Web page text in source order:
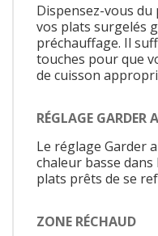
Dispensez-vous
vos plats surgelés
préchauffage. Il
touches pour que
de cuisson
RÉGLAGE GARDER
Le réglage Garder
chaleur basse
plats prêts de se
ZONE RÉCHAUD